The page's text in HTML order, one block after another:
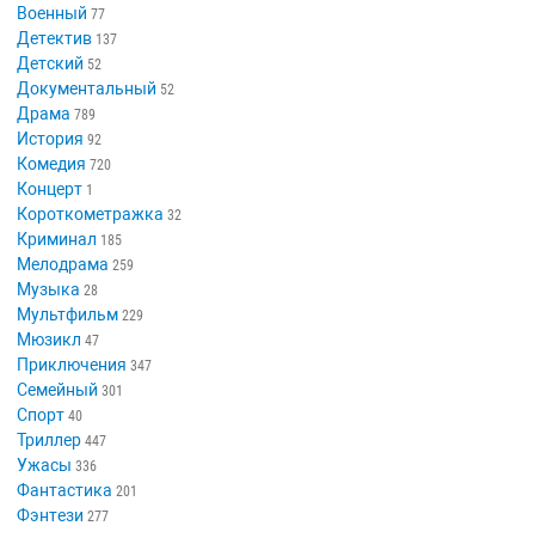
Военный 77
Детектив 137
Детский 52
Документальный 52
Драма 789
История 92
Комедия 720
Концерт 1
Короткометражка 32
Криминал 185
Мелодрама 259
Музыка 28
Мультфильм 229
Мюзикл 47
Приключения 347
Семейный 301
Спорт 40
Триллер 447
Ужасы 336
Фантастика 201
Фэнтези 277